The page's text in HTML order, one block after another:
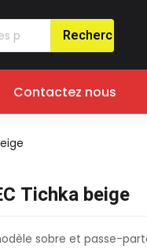
Contactez nous
Tichka beige
sobre et passe-